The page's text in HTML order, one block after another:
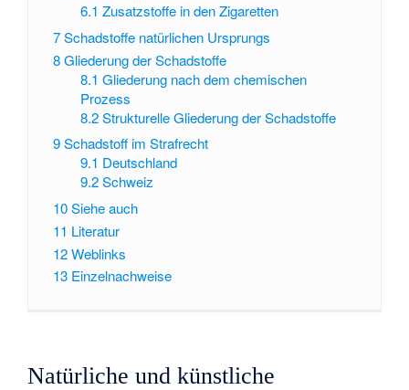
6.1 Zusatzstoffe in den Zigaretten
7Schadstoffe natürlichen Ursprungs
8Gliederung der Schadstoffe
8.1 Gliederung nach dem chemischen
Prozess
8.2 Strukturelle Gliederung der Schadstoffe
9Schadstoff im Strafrecht
9.1 Deutschland
9.2 Schweiz
10Siehe auch
11 Literatur
12Weblinks
13 Einzelnachweise
Natürliche und künstliche